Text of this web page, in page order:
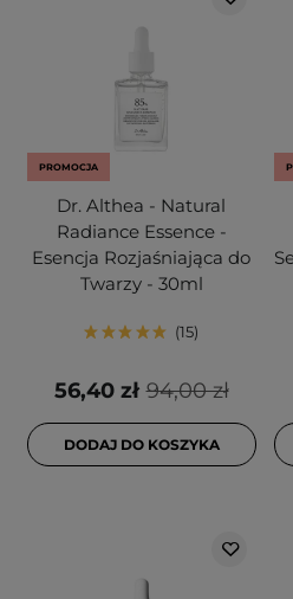
PROMOCJA
Dr. Althea - Natural
Radiance Essence -
Esencja Rozjaśniająca do
Twarzy - 30ml
15
94,00 zł
56,40 zł
DODAJ DO KOSZYKA